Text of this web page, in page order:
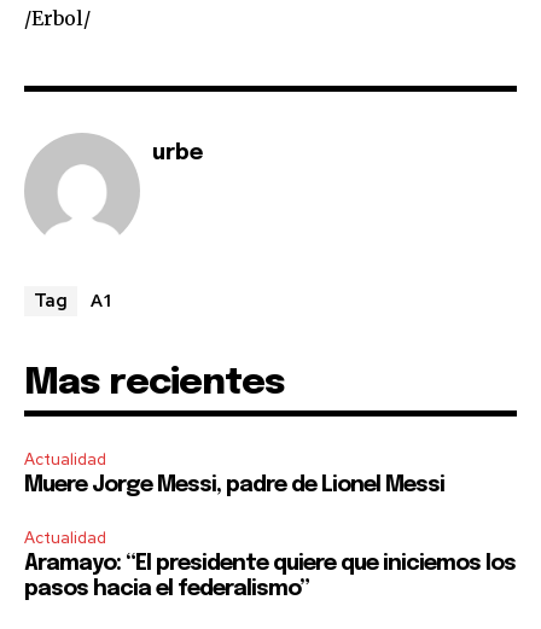
I've read and accept the
/Erbol/
urbe
Tag A1
Mas recientes
Actualidad
Muere Jorge Messi, padre de Lionel Messi
Actualidad
Aramayo: “El presidente quiere que iniciemos los
pasos hacia el federalismo”